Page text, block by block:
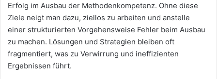
Erfolg im Ausbau der Methodenkompetenz. Ohne diese
Ziele neigt man dazu, ziellos zu arbeiten und anstelle
einer strukturierten Vorgehensweise Fehler beim Ausbau
zu machen. Lösungen und Strategien bleiben oft
fragmentiert, was zu Verwirrung und ineffizienten
Ergebnissen führt.